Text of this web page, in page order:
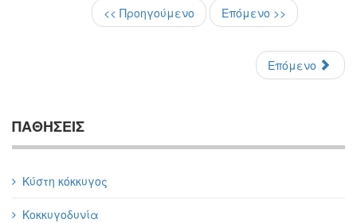
<< Προηγούμενο Επόμενο >>
Επόμενο
ΠΑΘΗΣΕΙΣ
Κύστη κόκκυγος
Κοκκυγοδυνία